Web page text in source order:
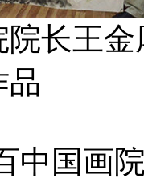
院长王
品
国画院